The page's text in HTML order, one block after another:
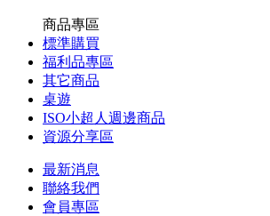
商品專區
標準購買
福利品專區
其它商品
桌遊
ISO小超人週邊商品
資源分享區
最新消息
聯絡我們
會員專區